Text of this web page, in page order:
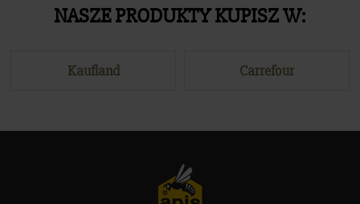
NASZE PRODUKTY KUPISZ W:
Kaufland Carrefour